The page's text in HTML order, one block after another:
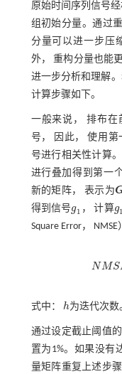
原始时间序列信号
组初始分量。通过
分量可以进一步压
外， 重构分量也能
进一步分析和理解。
计算步骤如下。
一般来说， 排布在
号， 因此， 使用第
号进行相关性计算
进行叠加得到第一
新的矩阵， 表示为G
得到信号g1
g1 ， 计算g1
g1
Square Error， NMSE
NM S
NMSEh
式中： h
h为迭代次数
通过设定截止阈值
置为1%。如果没有
量矩阵重复上述步